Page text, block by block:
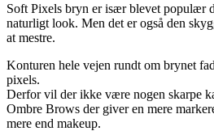
Soft Pixels bryn er især blevet populær
naturligt look. Men det er også den
at mestre.
Konturen hele vejen rundt om brynet
pixels.
Derfor vil der ikke være nogen skarpe
Ombre Brows der giver en mere
mere end makeup.